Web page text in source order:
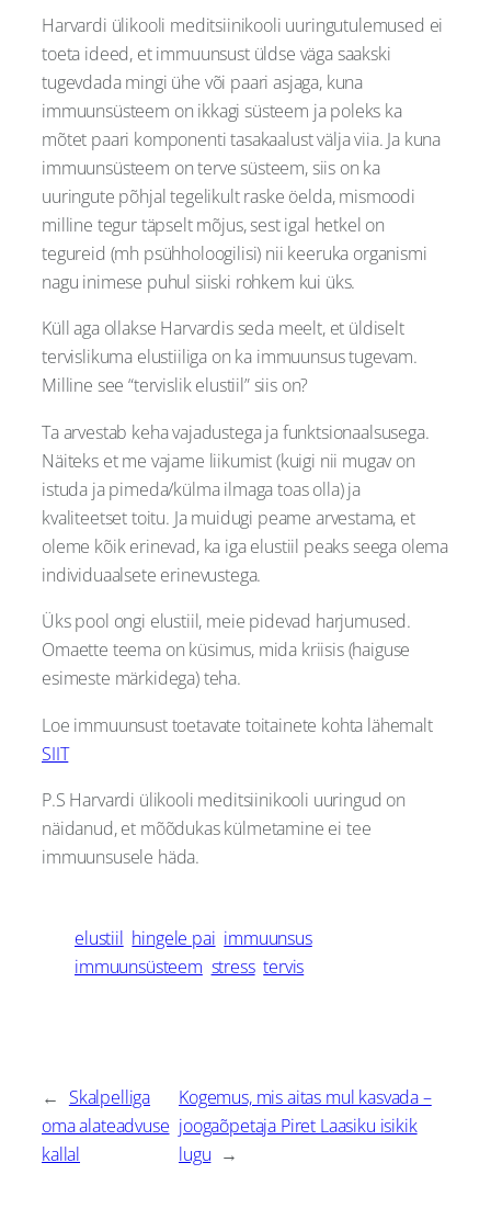
Harvardi ülikooli meditsiinikooli uuringutulemused ei
toeta ideed, et immuunsust üldse väga saakski
tugevdada mingi ühe või paari asjaga, kuna
immuunsüsteem on ikkagi süsteem ja poleks ka
mõtet paari komponenti tasakaalust välja viia. Ja kuna
immuunsüsteem on terve süsteem, siis on ka
uuringute põhjal tegelikult raske öelda, mismoodi
milline tegur täpselt mõjus, sest igal hetkel on
tegureid (mh psühholoogilisi) nii keeruka organismi
nagu inimese puhul siiski rohkem kui üks.
Küll aga ollakse Harvardis seda meelt, et üldiselt
tervislikuma elustiiliga on ka immuunsus tugevam.
Milline see “tervislik elustiil” siis on?
Ta arvestab keha vajadustega ja funktsionaalsusega.
Näiteks et me vajame liikumist (kuigi nii mugav on
istuda ja pimeda/külma ilmaga toas olla) ja
kvaliteetset toitu. Ja muidugi peame arvestama, et
oleme kõik erinevad, ka iga elustiil peaks seega olema
individuaalsete erinevustega.
Üks pool ongi elustiil, meie pidevad harjumused.
Omaette teema on küsimus, mida kriisis (haiguse
esimeste märkidega) teha.
Loe immuunsust toetavate toitainete kohta lähemalt
SIIT
P.S Harvardi ülikooli meditsiinikooli uuringud on
näidanud, et mõõdukas külmetamine ei tee
immuunsusele häda.
elustiil hingele pai immuunsus
immuunsüsteem stress tervis
← Skalpelliga
oma alateadvuse
kallal
Kogemus, mis aitas mul kasvada –
joogaõpetaja Piret Laasiku isikik
lugu →